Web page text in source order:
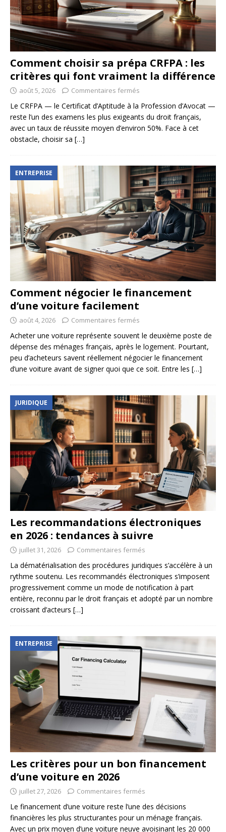
Comment choisir sa prépa CRFPA : les
critères qui font vraiment la différence
août 5, 2026 Commentaires fermés
Le CRFPA — le Certificat d’Aptitude à la Profession d’Avocat —
reste l’un des examens les plus exigeants du droit français,
avec un taux de réussite moyen d’environ 50%. Face à cet
obstacle, choisir sa […]
ENTREPRISE
Comment négocier le financement
d’une voiture facilement
août 4, 2026 Commentaires fermés
Acheter une voiture représente souvent le deuxième poste de
dépense des ménages français, après le logement. Pourtant,
peu d’acheteurs savent réellement négocier le financement
d’une voiture avant de signer quoi que ce soit. Entre les […]
JURIDIQUE
Les recommandations électroniques
en 2026 : tendances à suivre
juillet 31, 2026 Commentaires fermés
La dématérialisation des procédures juridiques s’accélère à un
rythme soutenu. Les recommandés électroniques s’imposent
progressivement comme un mode de notification à part
entière, reconnu par le droit français et adopté par un nombre
croissant d’acteurs […]
ENTREPRISE
Les critères pour un bon financement
d’une voiture en 2026
juillet 27, 2026 Commentaires fermés
Le financement d’une voiture reste l’une des décisions
financières les plus structurantes pour un ménage français.
Avec un prix moyen d’une voiture neuve avoisinant les 20 000